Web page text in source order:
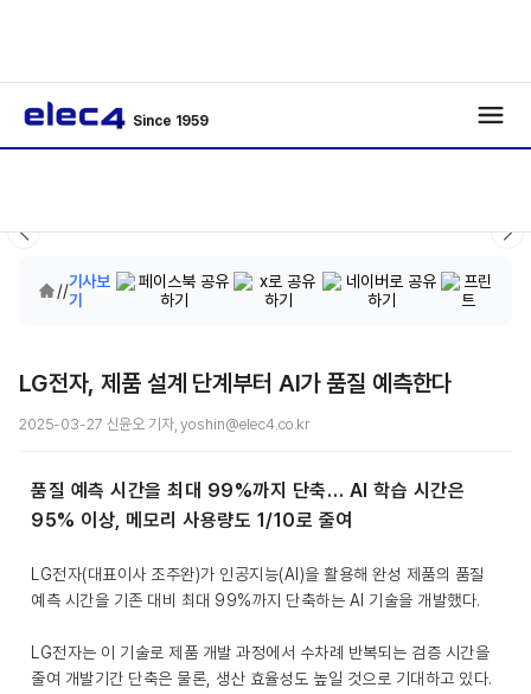
Since 1959
//기사보
기
LG전자, 제품 설계 단계부터 AI가 품질 예측한다
2025-03-27 신윤오 기자, yoshin@elec4.co.kr
품질 예측 시간을 최대 99%까지 단축… AI 학습 시간은
95% 이상, 메모리 사용량도 1/10로 줄여
LG전자(대표이사 조주완)가 인공지능(AI)을 활용해 완성 제품의 품질
예측 시간을 기존 대비 최대 99%까지 단축하는 AI 기술을 개발했다.
LG전자는 이 기술로 제품 개발 과정에서 수차례 반복되는 검증 시간을
줄여 개발기간 단축은 물론, 생산 효율성도 높일 것으로 기대하고 있다.